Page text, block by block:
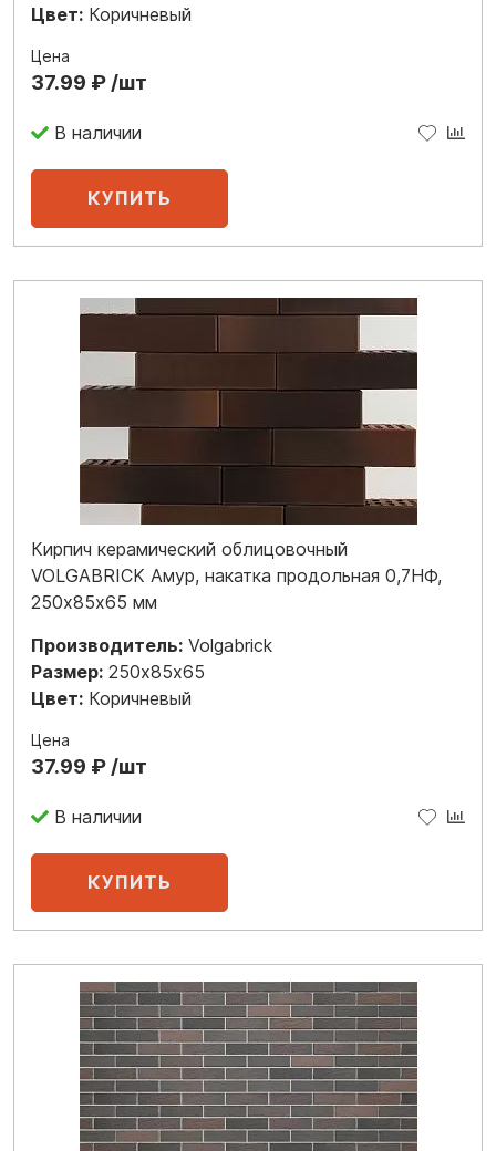
Цвет: Коричневый
Цена
37.99 ₽ /шт
В наличии
Кирпич керамический облицовочный
VOLGABRICK Амур, накатка продольная 0,7НФ,
250х85х65 мм
Производитель: Volgabrick
Размер: 250х85х65
Цвет: Коричневый
Цена
37.99 ₽ /шт
В наличии